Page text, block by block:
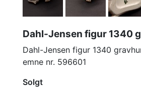
Dahl-Jensen figur 1340
Dahl-Jensen figur 1340
emne nr. 596601
Solgt